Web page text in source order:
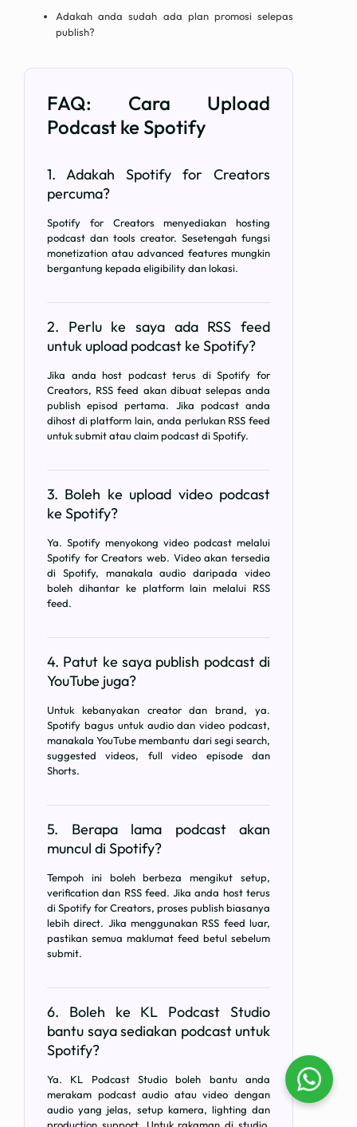
Adakah anda sudah ada plan promosi selepas
publish?
FAQ: Cara Upload
Podcast ke Spotify
1. Adakah Spotify for Creators
percuma?
Spotify for Creators menyediakan hosting
podcast dan tools creator. Sesetengah fungsi
monetization atau advanced features mungkin
bergantung kepada eligibility dan lokasi.
2. Perlu ke saya ada RSS feed
untuk upload podcast ke Spotify?
Jika anda host podcast terus di Spotify for
Creators, RSS feed akan dibuat selepas anda
publish episod pertama. Jika podcast anda
dihost di platform lain, anda perlukan RSS feed
untuk submit atau claim podcast di Spotify.
3. Boleh ke upload video podcast
ke Spotify?
Ya. Spotify menyokong video podcast melalui
Spotify for Creators web. Video akan tersedia
di Spotify, manakala audio daripada video
boleh dihantar ke platform lain melalui RSS
feed.
4. Patut ke saya publish podcast di
YouTube juga?
Untuk kebanyakan creator dan brand, ya.
Spotify bagus untuk audio dan video podcast,
manakala YouTube membantu dari segi search,
suggested videos, full video episode dan
Shorts.
5. Berapa lama podcast akan
muncul di Spotify?
Tempoh ini boleh berbeza mengikut setup,
verification dan RSS feed. Jika anda host terus
di Spotify for Creators, proses publish biasanya
lebih direct. Jika menggunakan RSS feed luar,
pastikan semua maklumat feed betul sebelum
submit.
6. Boleh ke KL Podcast Studio
bantu saya sediakan podcast untuk
Spotify?
Ya. KL Podcast Studio boleh bantu anda
merakam podcast audio atau video dengan
audio yang jelas, setup kamera, lighting dan